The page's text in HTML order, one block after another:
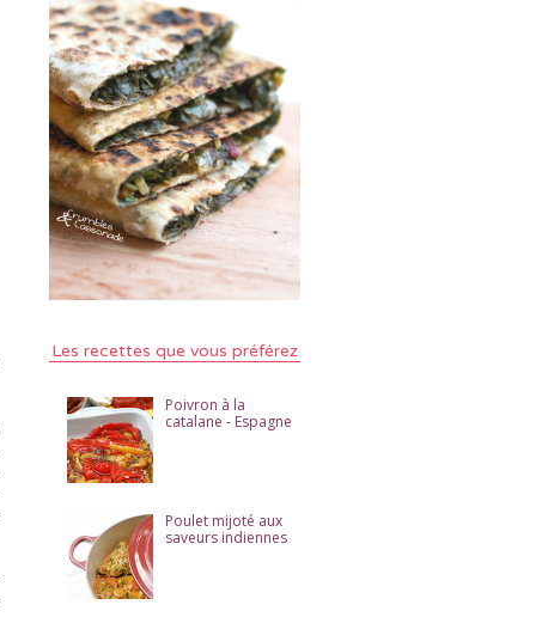
Les recettes que vous préférez
Poivron à la
catalane - Espagne
Poulet mijoté aux
saveurs indiennes